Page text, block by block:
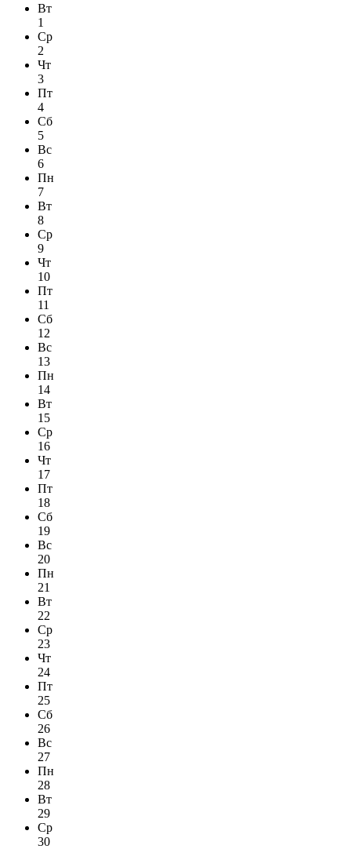
Вт
1
Ср
2
Чт
3
Пт
4
Сб
5
Вс
6
Пн
7
Вт
8
Ср
9
Чт
10
Пт
11
Сб
12
Вс
13
Пн
14
Вт
15
Ср
16
Чт
17
Пт
18
Сб
19
Вс
20
Пн
21
Вт
22
Ср
23
Чт
24
Пт
25
Сб
26
Вс
27
Пн
28
Вт
29
Ср
30